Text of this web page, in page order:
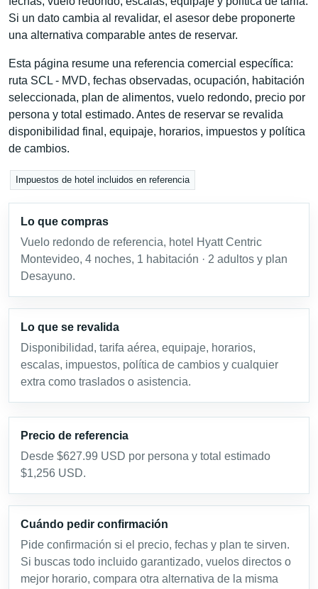
Si un dato cambia al revalidar, el asesor debe proponerte
una alternativa comparable antes de reservar.
Esta página resume una referencia comercial específica:
ruta SCL - MVD, fechas observadas, ocupación, habitación
seleccionada, plan de alimentos, vuelo redondo, precio por
persona y total estimado. Antes de reservar se revalida
disponibilidad final, equipaje, horarios, impuestos y política
de cambios.
Impuestos de hotel incluidos en referencia
Lo que compras
Vuelo redondo de referencia, hotel Hyatt Centric
Montevideo, 4 noches, 1 habitación · 2 adultos y plan
Desayuno.
Lo que se revalida
Disponibilidad, tarifa aérea, equipaje, horarios,
escalas, impuestos, política de cambios y cualquier
extra como traslados o asistencia.
Precio de referencia
Desde $627.99 USD por persona y total estimado
$1,256 USD.
Cuándo pedir confirmación
Pide confirmación si el precio, fechas y plan te sirven.
Si buscas todo incluido garantizado, vuelos directos o
mejor horario, compara otra alternativa de la misma